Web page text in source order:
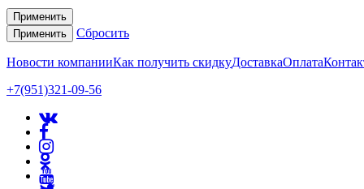
Применить
Применить
Сбросить
Новости компанииКак получить скидкуДоставкаОплата
+7(951)321-09-56